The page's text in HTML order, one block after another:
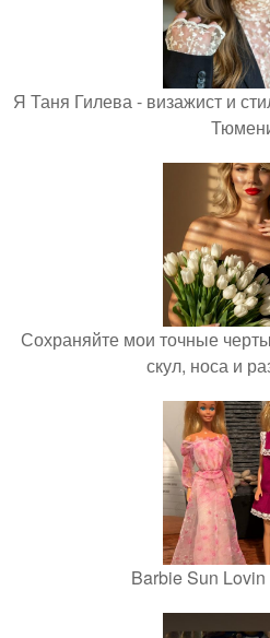
Я Таня Гилева - визажист и
Сохраняйте мои точные
скул, носа и
Barbie Sun